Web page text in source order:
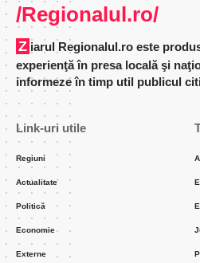
/Regionalul.ro/
Ziarul Regionalul.ro este produsul unei echipe cu
experienţă în presa locală şi
informeze în timp util publicul
Link-uri utile
Regiuni
Actualitate
Politică
Economie
Externe